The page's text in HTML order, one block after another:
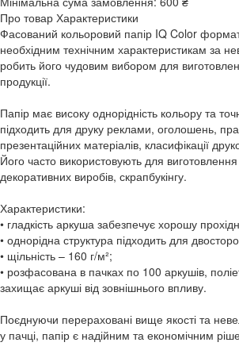
Про товар Характеристики
Фасований кольоровий папір IQ Color
необхідним технічним характеристикам за
робить його чудовим вибором для
продукції.
Папір має високу однорідність кольору та
підходить для друку реклами, оголошень,
презентаційних матеріалів, класифікації
Його часто використовують для виготовлення
декоративних виробів, скрапбукінгу.
Характеристики:
• гладкість аркуша забезпечує хорошу
• однорідна структура підходить для
• щільність – 160 г/м²;
• розфасована в пачках по 100 аркушів,
захищає аркуші від зовнішнього впливу.
Поєднуючи перераховані вище якості та
у пачці, папір є надійним та економічним